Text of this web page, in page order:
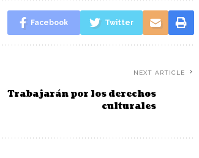
Facebook Twitter
NEXT ARTICLE
Trabajarán por los derechos
culturales